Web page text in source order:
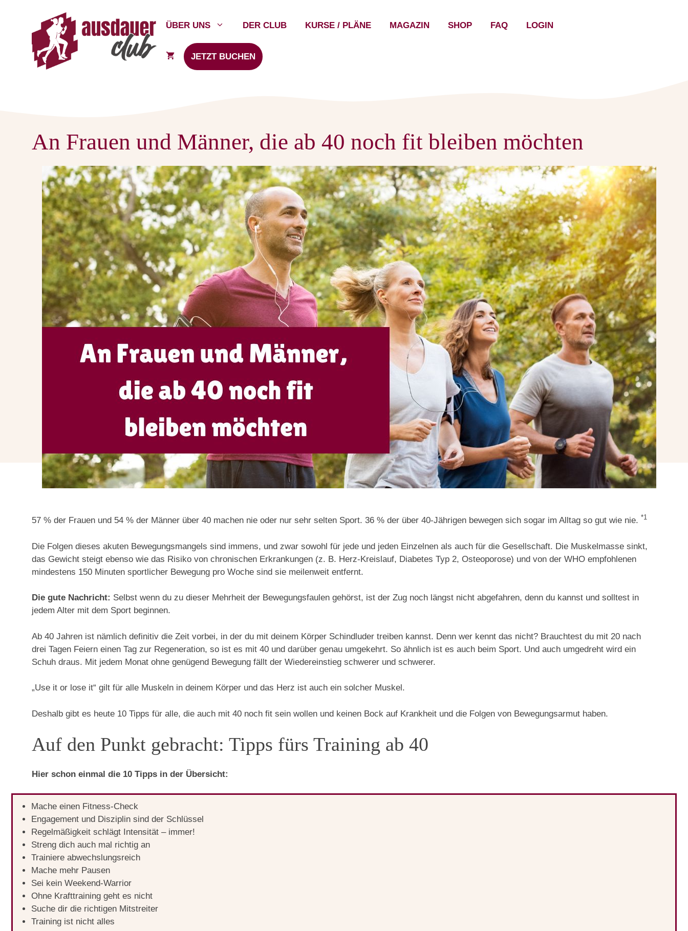
springen
ÜBER UNS DER CLUB KURSE / PLÄNE MAGAZIN SHOP FAQ LOGIN
JETZT BUCHEN
An Frauen und Männer, die ab 40 noch fit bleiben möchten
57 % der Frauen und 54 % der Männer über 40 machen nie oder nur sehr selten Sport. 36 % der über 40-Jährigen bewegen sich sogar im Alltag so gut wie nie. *1
Die Folgen dieses akuten Bewegungsmangels sind immens, und zwar sowohl für jede und jeden Einzelnen als auch für die Gesellschaft. Die Muskelmasse sinkt,
das Gewicht steigt ebenso wie das Risiko von chronischen Erkrankungen (z. B. Herz-Kreislauf, Diabetes Typ 2, Osteoporose) und von der WHO empfohlenen
mindestens 150 Minuten sportlicher Bewegung pro Woche sind sie meilenweit entfernt.
Die gute Nachricht: Selbst wenn du zu dieser Mehrheit der Bewegungsfaulen gehörst, ist der Zug noch längst nicht abgefahren, denn du kannst und solltest in
jedem Alter mit dem Sport beginnen.
Ab 40 Jahren ist nämlich definitiv die Zeit vorbei, in der du mit deinem Körper Schindluder treiben kannst. Denn wer kennt das nicht? Brauchtest du mit 20 nach
drei Tagen Feiern einen Tag zur Regeneration, so ist es mit 40 und darüber genau umgekehrt. So ähnlich ist es auch beim Sport. Und auch umgedreht wird ein
Schuh draus. Mit jedem Monat ohne genügend Bewegung fällt der Wiedereinstieg schwerer und schwerer.
„Use it or lose it“ gilt für alle Muskeln in deinem Körper und das Herz ist auch ein solcher Muskel.
Deshalb gibt es heute 10 Tipps für alle, die auch mit 40 noch fit sein wollen und keinen Bock auf Krankheit und die Folgen von Bewegungsarmut haben.
Auf den Punkt gebracht: Tipps fürs Training ab 40
Hier schon einmal die 10 Tipps in der Übersicht:
Mache einen Fitness-Check
Engagement und Disziplin sind der Schlüssel
Regelmäßigkeit schlägt Intensität – immer!
Streng dich auch mal richtig an
Trainiere abwechslungsreich
Mache mehr Pausen
Sei kein Weekend-Warrior
Ohne Krafttraining geht es nicht
Suche dir die richtigen Mitstreiter
Training ist nicht alles